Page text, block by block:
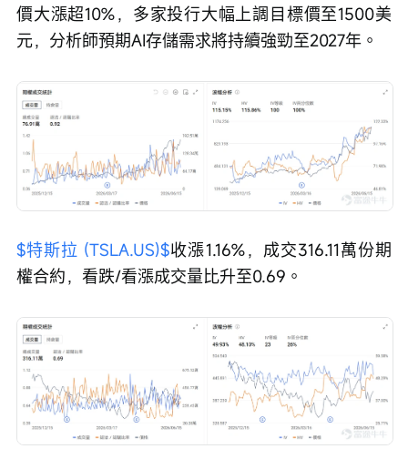
價大漲超10%，多家投行大幅上調目標價至1500美
元，分析師預期AI存儲需求將持續強勁至2027年。
$特斯拉 (TSLA.US)$收漲1.16%，成交316.11萬份期
權合約，看跌/看漲成交量比升至0.69。